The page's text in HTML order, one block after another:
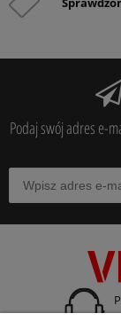
Podaj swój adres e-